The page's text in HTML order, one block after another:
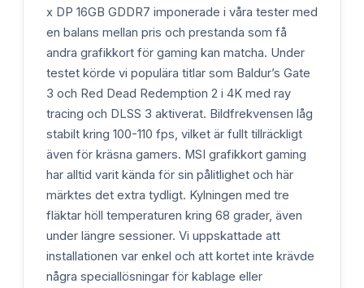
x DP 16GB GDDR7 imponerade i våra tester med
en balans mellan pris och prestanda som få
andra grafikkort för gaming kan matcha. Under
testet körde vi populära titlar som Baldur’s Gate
3 och Red Dead Redemption 2 i 4K med ray
tracing och DLSS 3 aktiverat. Bildfrekvensen låg
stabilt kring 100-110 fps, vilket är fullt tillräckligt
även för kräsna gamers. MSI grafikkort gaming
har alltid varit kända för sin pålitlighet och här
märktes det extra tydligt. Kylningen med tre
fläktar höll temperaturen kring 68 grader, även
under längre sessioner. Vi uppskattade att
installationen var enkel och att kortet inte krävde
några speciallösningar för kablage eller